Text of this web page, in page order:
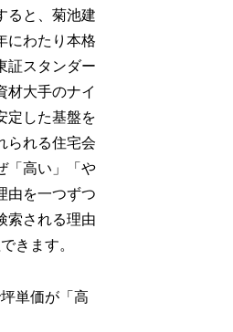
ると、菊池建
にわたり本格
証スタンダー
材大手のナイ
定した基盤を
られる住宅会
「高い」「や
由を一つずつ
索される理由
きます。
単価が「高